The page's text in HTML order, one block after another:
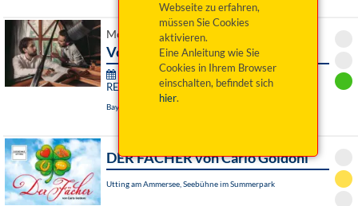
Webseite zu erfahren,
müssen Sie Cookies
aktivieren.
Eine Anleitung wie Sie
Cookies in Ihrem Browser
einschalten, befindet sich
hier.
Mo 10. August 2026 19:30 Uhr
VooDooJazz
76. Festival junger Künstler Bayreuth -
RE:SONANZ:
Bayreuth, Steingraeber Kammermusiksaal
DER FÄCHER von Carlo Goldoni
Utting am Ammersee, Seebühne im Summerpark